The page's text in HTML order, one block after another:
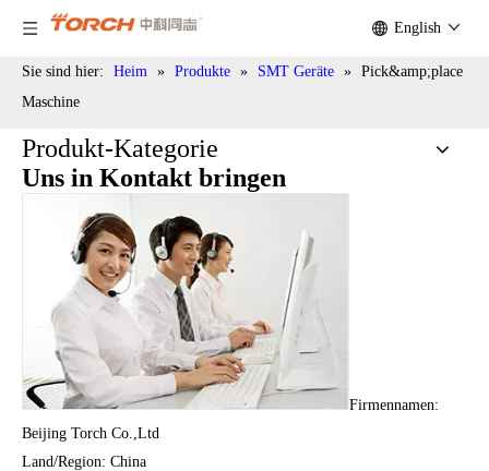
English
Sie sind hier: Heim » Produkte » SMT Geräte » Pick&amp;place
Maschine
Produkt-Kategorie
Uns in Kontakt bringen
Firmennamen:
Beijing Torch Co.,Ltd
Land/Region: China